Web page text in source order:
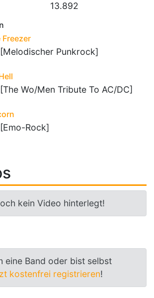
13.892
Freezer
Punkrock]
Wo/Men Tribute To AC/DC]
Rock]
kein Video hinterlegt!
eine Band oder bist selbst
kostenfrei registrieren!